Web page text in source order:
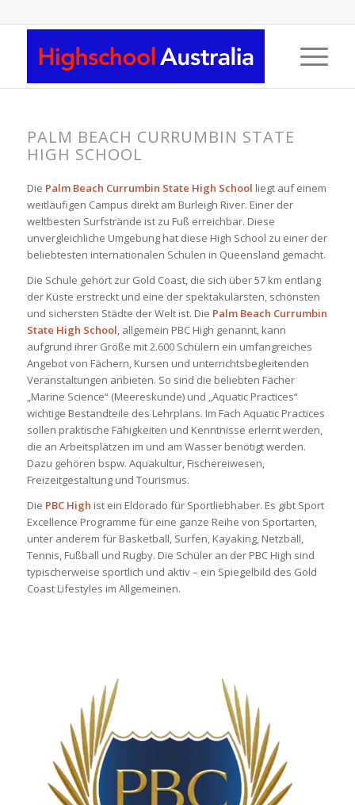
PALM BEACH CURRUMBIN STATE
HIGH SCHOOL
Die Palm Beach Currumbin State High School liegt auf einem
weitläufigen Campus direkt am Burleigh River. Einer der
weltbesten Surfstrände ist zu Fuß erreichbar. Diese
unvergleichliche Umgebung hat diese High School zu einer der
beliebtesten internationalen Schulen in Queensland gemacht.
Die Schule gehört zur Gold Coast, die sich über 57 km entlang
der Küste erstreckt und eine der spektakulärsten, schönsten
und sichersten Städte der Welt ist. Die Palm Beach Currumbin
State High School, allgemein PBC High genannt, kann
aufgrund ihrer Größe mit 2.600 Schülern ein umfangreiches
Angebot von Fächern, Kursen und unterrichtsbegleitenden
Veranstaltungen anbieten. So sind die beliebten Fächer
„Marine Science“ (Meereskunde) und „Aquatic Practices“
wichtige Bestandteile des Lehrplans. Im Fach Aquatic Practices
sollen praktische Fähigkeiten und Kenntnisse erlernt werden,
die an Arbeitsplätzen im und am Wasser benötigt werden.
Dazu gehören bspw. Aquakultur, Fischereiwesen,
Freizeitgestaltung und Tourismus.
Die PBC High ist ein Eldorado für Sportliebhaber. Es gibt Sport
Excellence Programme für eine ganze Reihe von Sportarten,
unter anderem für Basketball, Surfen, Kayaking, Netzball,
Tennis, Fußball und Rugby. Die Schüler an der PBC High sind
typischerweise sportlich und aktiv – ein Spiegelbild des Gold
Coast Lifestyles im Allgemeinen.